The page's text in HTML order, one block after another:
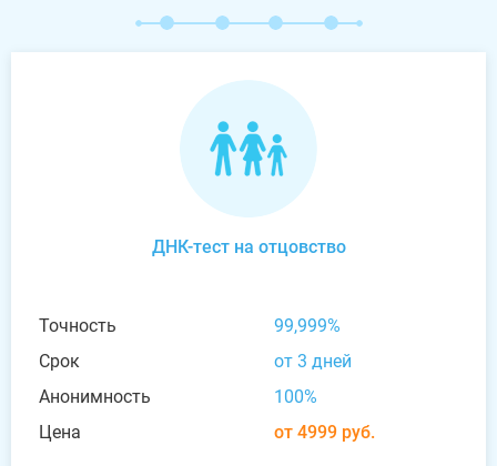
ДНК-тест на отцовство
Точность
99,999%
Срок
от 3 дней
Анонимность
100%
Цена
от 4999 руб.